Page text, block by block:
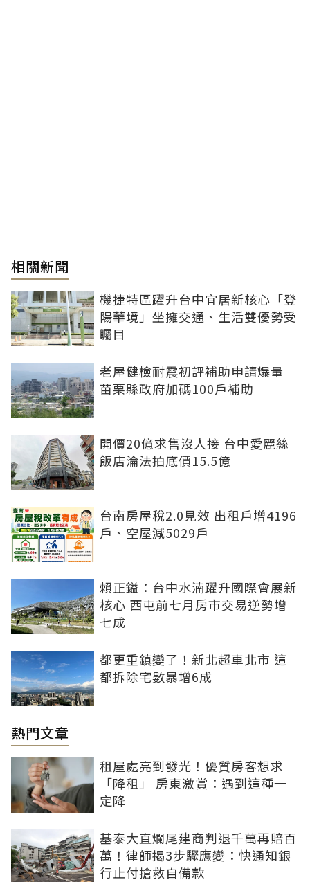
相關新聞
機捷特區躍升台中宜居新核心「登
陽華境」坐擁交通、生活雙優勢受
矚目
老屋健檢耐震初評補助申請爆量
苗栗縣政府加碼100戶補助
開價20億求售沒人接 台中愛麗絲
飯店淪法拍底價15.5億
台南房屋稅2.0見效 出租戶增4196
戶、空屋減5029戶
賴正鎰：台中水湳躍升國際會展新
核心 西屯前七月房市交易逆勢增
七成
都更重鎮變了！新北超車北市 這
都拆除宅數暴增6成
熱門文章
租屋處亮到發光！優質房客想求
「降租」 房東激賞：遇到這種一
定降
基泰大直爛尾建商判退千萬再賠百
萬！律師揭3步驟應變：快通知銀
行止付搶救自備款